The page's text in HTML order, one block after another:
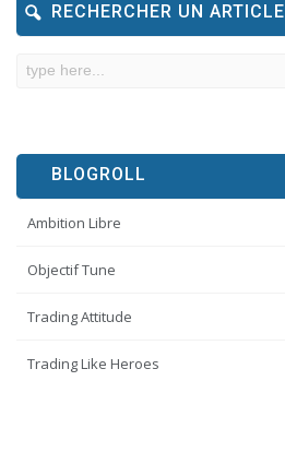
RECHERCHER UN ARTICLE
BLOGROLL
Ambition Libre
Objectif Tune
Trading Attitude
Trading Like Heroes